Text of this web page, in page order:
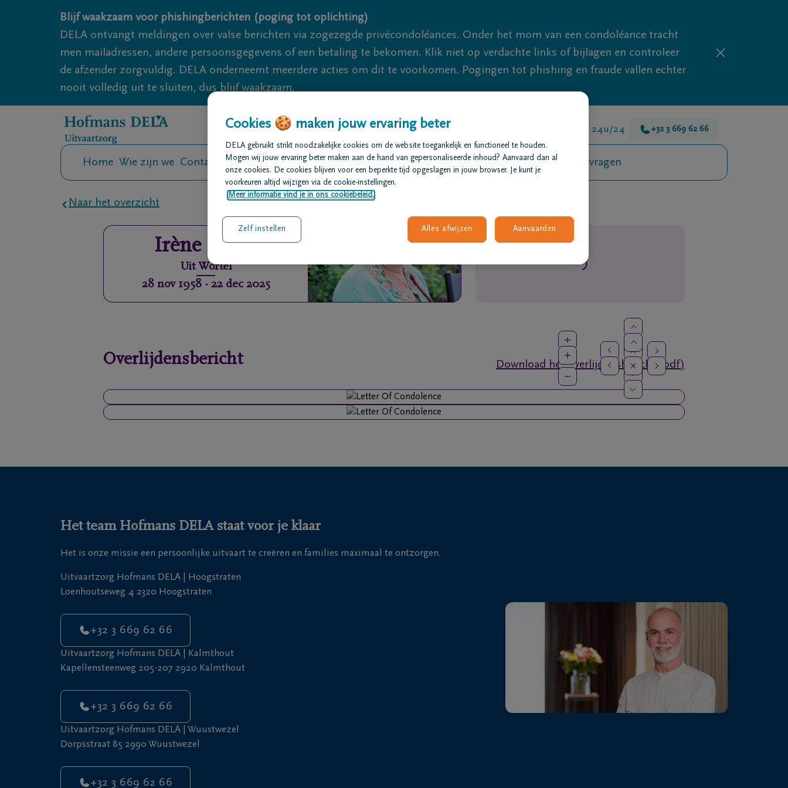
Overslaan en naar inhoud gaan
Blijf waakzaam voor phishingberichten (poging tot oplichting)
DELA ontvangt meldingen over valse berichten via zogezegde privécondoléances. Onder het mom van een condoléance tracht
men mailadressen, andere persoonsgegevens of een betaling te bekomen. Klik niet op verdachte links of bijlagen en controleer
de afzender zorgvuldig. DELA onderneemt meerdere acties om dit te voorkomen. Pogingen tot phishing en fraude vallen echter
nooit volledig uit te sluiten, dus blijf waakzaam.
We zijn er voor je 24u/24 +32 3 669 62 66
Home Wie zijn we Contact Uitvaart regelen Overlijdensberichten Ons uitvaartcentrum Veelgestelde vragen
Naar het overzicht
Irène Haest
Uit Wortel
28 nov 1958- 22 dec 2025
Overlijdensbericht Download het overlijdensbericht (pdf)
Het team Hofmans DELA staat voor je klaar
Het is onze missie een persoonlijke uitvaart te creëren en families maximaal te ontzorgen.
Uitvaartzorg Hofmans DELA | Hoogstraten
Loenhoutseweg 4 2320 Hoogstraten
+32 3 669 62 66
Uitvaartzorg Hofmans DELA | Kalmthout
Kapellensteenweg 205-207 2920 Kalmthout
+32 3 669 62 66
Uitvaartzorg Hofmans DELA | Wuustwezel
Dorpsstraat 85 2990 Wuustwezel
+32 3 669 62 66
Cookies 🍪 maken jouw ervaring beter
DELA gebruikt strikt noodzakelijke cookies om de website toegankelijk en functioneel te houden.
Mogen wij jouw ervaring beter maken aan de hand van gepersonaliseerde inhoud? Aanvaard dan al
onze cookies. De cookies blijven voor een beperkte tijd opgeslagen in jouw browser. Je kunt je
voorkeuren altijd wijzigen via de cookie-instellingen.
Meer informatie vind je in ons cookiebeleid.
Alles afwijzen Aanvaarden
Zelf instellen